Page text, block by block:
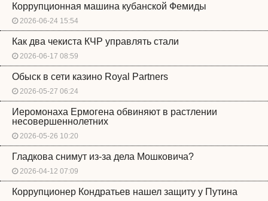
Коррупционная машина кубанской Фемиды
2026-06-24 15:54
Как два чекиста КЧР управлять стали
2026-06-17 08:59
Обыск в сети казино Royal Partners
2026-05-27 06:24
Иеромонаха Ермогена обвиняют в растлении
несовершеннолетних
2026-05-26 10:20
Гладкова снимут из-за дела Мошковича?
2026-04-12 07:09
Коррупционер Кондратьев нашел защиту у Путина